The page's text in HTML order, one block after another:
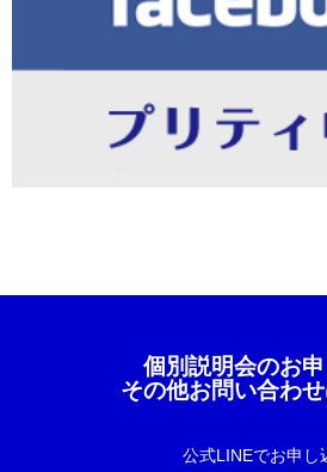
個別説明会のお
その他お問い合わ
公式LINEでお申し